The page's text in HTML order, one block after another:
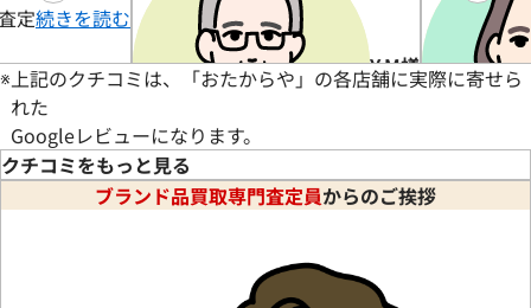
定続きを読む
Y.M様
★★★★★5
続きを読む
★★★★★
※ 上記のクチコミは、「おたからや」の各店舗に実際に寄せら
れた
Googleレビューになります。
クチコミをもっと見る
ブランド品買取専門査定員からのご挨拶